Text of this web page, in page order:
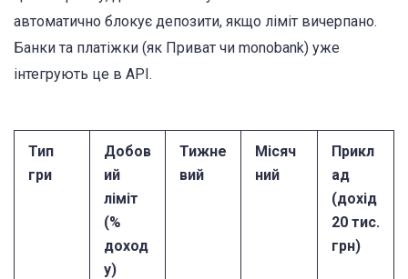
автоматично блокує депозити, якщо ліміт вичерпано.
Банки та платіжки (як Приват чи monobank) уже
інтегрують це в API.
Тип
гри
Добов
ий
ліміт
(%
доход
у)
Тижне
вий
Місяч
ний
Прикл
ад
(дохід
20 тис.
грн)